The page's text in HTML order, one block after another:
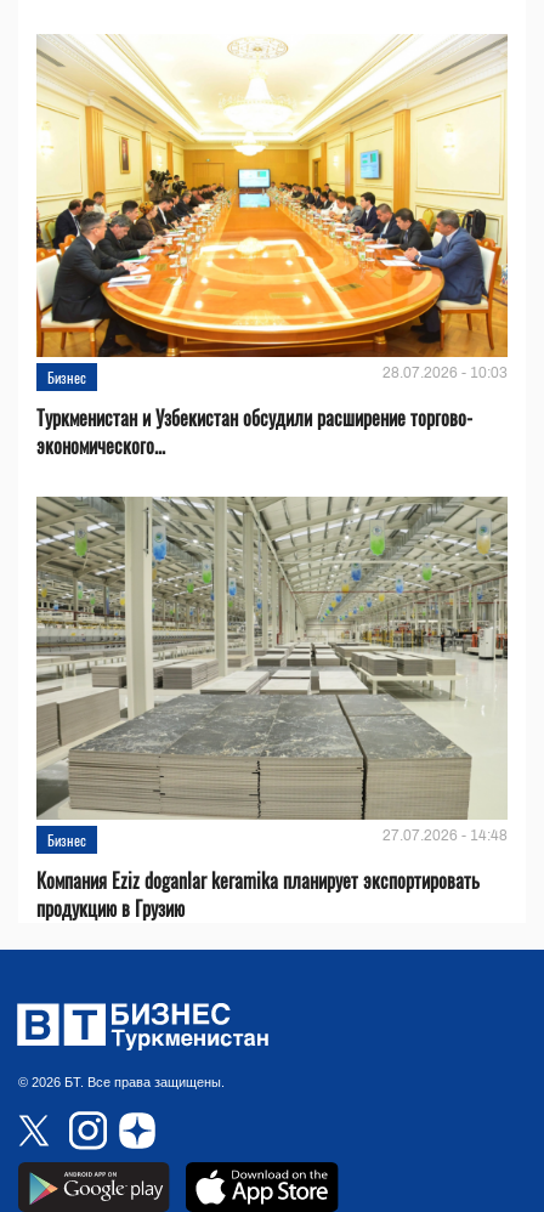
Бизнес 28.07.2026 - 10:03
Туркменистан и Узбекистан обсудили расширение торгово-
экономического...
Бизнес 27.07.2026 - 14:48
Компания Eziz doganlar keramika планирует экспортировать
продукцию в Грузию
© 2026 БТ. Все права защищены.